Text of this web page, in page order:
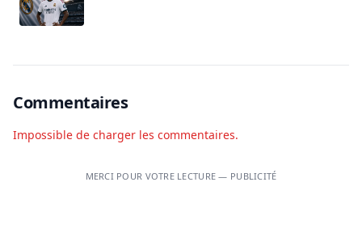
Commentaires
Impossible de charger les commentaires.
MERCI POUR VOTRE LECTURE — PUBLICITÉ